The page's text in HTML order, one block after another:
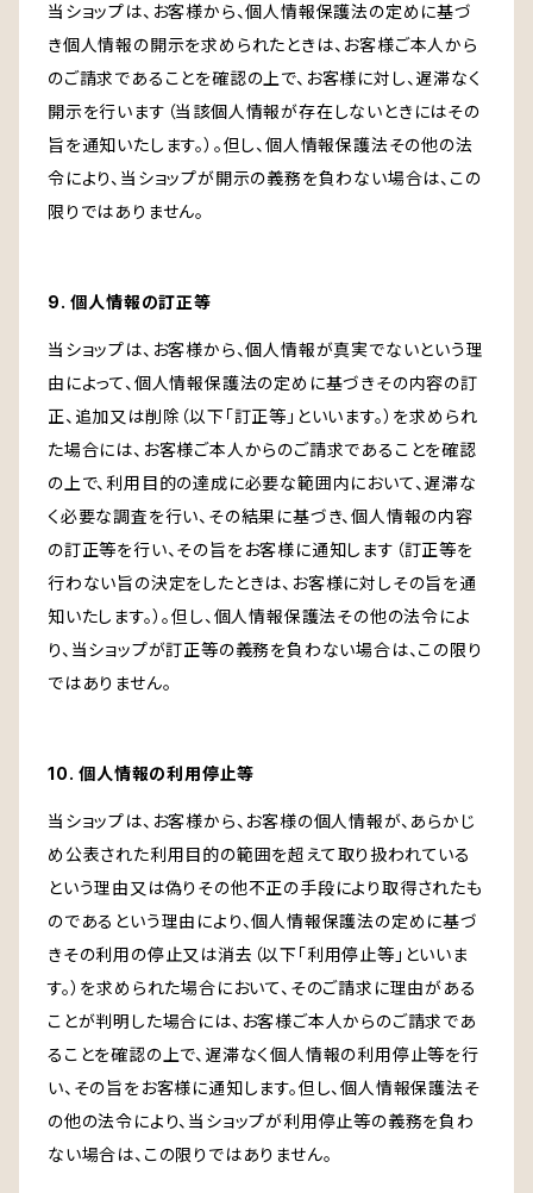
当ショップは、お客様から、個人情報保護法の定めに基づ
き個人情報の開示を求められたときは、お客様ご本人から
のご請求であることを確認の上で、お客様に対し、遅滞なく
開示を行います（当該個人情報が存在しないときにはその
旨を通知いたします。）。但し、個人情報保護法その他の法
令により、当ショップが開示の義務を負わない場合は、この
限りではありません。
9. 個人情報の訂正等
当ショップは、お客様から、個人情報が真実でないという理
由によって、個人情報保護法の定めに基づきその内容の訂
正、追加又は削除（以下「訂正等」といいます。）を求められ
た場合には、お客様ご本人からのご請求であることを確認
の上で、利用目的の達成に必要な範囲内において、遅滞な
く必要な調査を行い、その結果に基づき、個人情報の内容
の訂正等を行い、その旨をお客様に通知します（訂正等を
行わない旨の決定をしたときは、お客様に対しその旨を通
知いたします。）。但し、個人情報保護法その他の法令によ
り、当ショップが訂正等の義務を負わない場合は、この限り
ではありません。
10. 個人情報の利用停止等
当ショップは、お客様から、お客様の個人情報が、あらかじ
め公表された利用目的の範囲を超えて取り扱われている
という理由又は偽りその他不正の手段により取得されたも
のであるという理由により、個人情報保護法の定めに基づ
きその利用の停止又は消去（以下「利用停止等」といいま
す。）を求められた場合において、そのご請求に理由がある
ことが判明した場合には、お客様ご本人からのご請求であ
ることを確認の上で、遅滞なく個人情報の利用停止等を行
い、その旨をお客様に通知します。但し、個人情報保護法そ
の他の法令により、当ショップが利用停止等の義務を負わ
ない場合は、この限りではありません。